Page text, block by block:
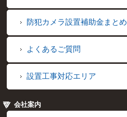
防犯カメラ設置補助金まとめ
よくあるご質問
設置工事対応エリア
会社案内